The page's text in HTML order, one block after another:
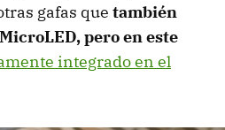
gafas que también
pero en este
integrado en el